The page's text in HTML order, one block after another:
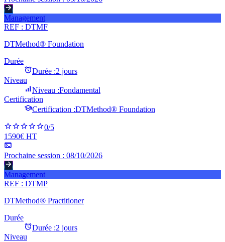
Management
REF : DTMF
DTMethod® Foundation
Durée
Durée :2 jours
Niveau
Niveau :Fondamental
Certification
Certification :DTMethod® Foundation
0/5
1590€ HT
Prochaine session : 08/10/2026
Management
REF : DTMP
DTMethod® Practitioner
Durée
Durée :2 jours
Niveau